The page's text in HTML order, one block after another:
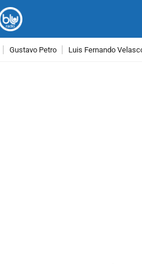
Gustavo Petro Luis Fernando